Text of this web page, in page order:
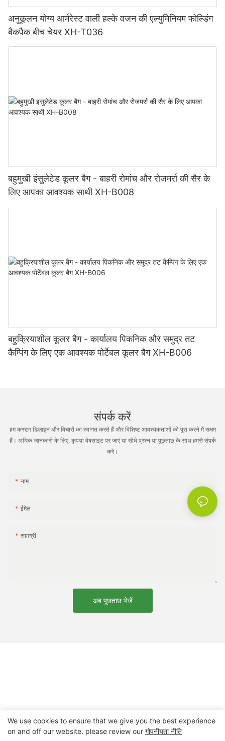
अनुकूलन योग्य आर्मरेस्ट वाली हल्के वजन की एल्युमिनियम फोल्डिंग
बैकपैक बीच चेयर XH-T036
बहुमुखी इंसुलेटेड कूलर बैग - बाहरी रोमांच और रोजमर्रा की सैर के
लिए आपका आवश्यक साथी XH-B008
बहुक्रियाशील कूलर बैग - कार्यालय पिकनिक और समुद्र तट
कैम्पिंग के लिए एक आवश्यक पोर्टेबल कूलर बैग XH-B006
संपर्क करें
हम कस्टम डिज़ाइन और विचारों का स्वागत करते हैं और विशिष्ट आवश्यकताओं को पूरा करने में सक्षम
हैं। अधिक जानकारी के लिए, कृपया वेबसाइट पर जाएं या सीधे प्रश्न या पूछताछ के साथ हमसे संपर्क
करें।
नाम
ईमेल
सामग्री
अब पूछताछ भेजें
We use cookies to ensure that we give you the best experience
on and off our website. please review our गोपनीयता नीति